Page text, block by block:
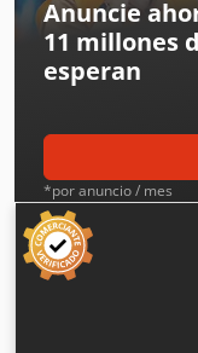
Anuncie
11 millones
esperan
*por anuncio / mes